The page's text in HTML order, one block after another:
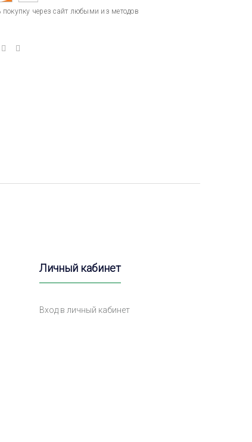
покупку через сайт любыми из методов
Личный кабинет
Вход в личный кабинет